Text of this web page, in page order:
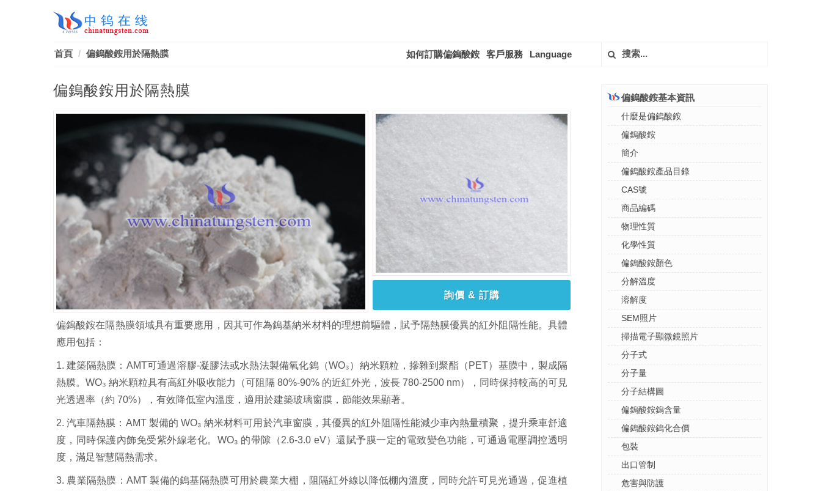
首頁 偏鎢酸銨用於隔熱膜 如何訂購偏鎢酸銨 客戶服務 Language
偏鎢酸銨用於隔熱膜
詢價 & 訂購
偏鎢酸銨在隔熱膜領域具有重要應用，因其可作為鎢基納米材料的理想前驅體，賦予隔熱膜優異的紅外阻隔性能。具體
應用包括：
1. 建築隔熱膜：AMT可通過溶膠-凝膠法或水熱法製備氧化鎢（WO₃）納米顆粒，摻雜到聚酯（PET）基膜中，製成隔
熱膜。WO₃ 納米顆粒具有高紅外吸收能力（可阻隔 80%-90% 的近紅外光，波長 780-2500 nm），同時保持較高的可見
光透過率（約 70%），有效降低室內溫度，適用於建築玻璃窗膜，節能效果顯著。
2. 汽車隔熱膜：AMT 製備的 WO₃ 納米材料可用於汽車窗膜，其優異的紅外阻隔性能減少車內熱量積聚，提升乘車舒適
度，同時保護內飾免受紫外線老化。WO₃ 的帶隙（2.6-3.0 eV）還賦予膜一定的電致變色功能，可通過電壓調控透明
度，滿足智慧隔熱需求。
3. 農業隔熱膜：AMT 製備的鎢基隔熱膜可用於農業大棚，阻隔紅外線以降低棚內溫度，同時允許可見光通過，促進植
偏鎢酸銨基本資訊
什麼是偏鎢酸銨
偏鎢酸銨
簡介
偏鎢酸銨產品目錄
CAS號
商品編碼
物理性質
化學性質
偏鎢酸銨顏色
分解溫度
溶解度
SEM照片
掃描電子顯微鏡照片
分子式
分子量
分子結構圖
偏鎢酸銨鎢含量
偏鎢酸銨鎢化合價
包裝
出口管制
危害與防護